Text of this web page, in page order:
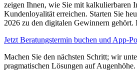
zeigen Ihnen, wie Sie mit kalkulierbaren
Kundenloyalität erreichen. Starten Sie
2026 zu den digitalen Gewinnern
Jetzt Beratungstermin buchen und App-
Machen Sie den nächsten Schritt; wir
pragmatischen Lösungen auf Augenhöhe.